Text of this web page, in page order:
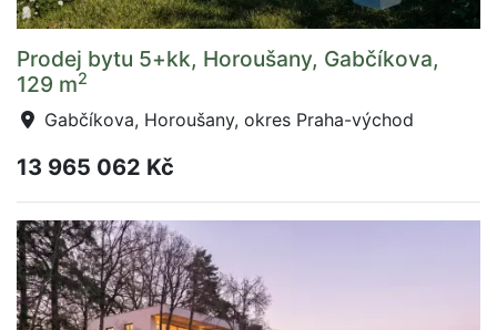
Prodej bytu 5+kk, Horoušany, Gabčíkova,
129 m2
Gabčíkova, Horoušany, okres Praha-východ
13 965 062 Kč